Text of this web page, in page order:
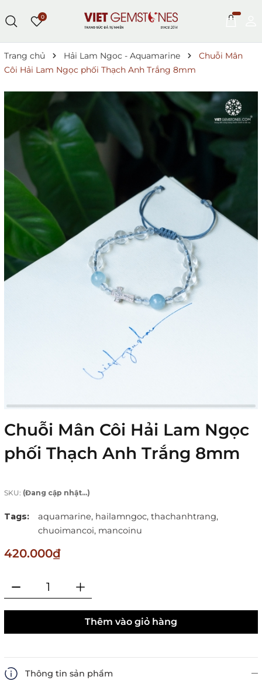
0
Trang chủ Hải Lam Ngoc - Aquamarine
Chuỗi Mân
Côi Hải Lam Ngọc phối Thạch Anh Trắng 8mm
Chuỗi Mân Côi Hải Lam Ngọc
phối Thạch Anh Trắng 8mm
SKU: (Đang cập nhật...)
Tags: aquamarine, hailamngoc, thachanhtrang,
chuoimancoi, mancoinu
420.000₫
Thêm vào giỏ hàng
Thông tin sản phẩm